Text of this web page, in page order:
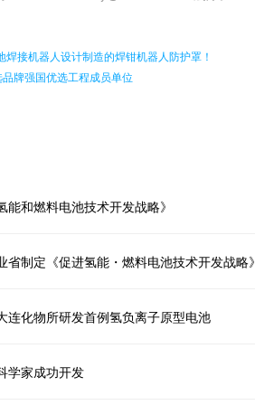
焊接机器人设计制造的焊钳机器人防护罩！
品牌强国优选工程成员单位
能和燃料电池技术开发战略》
省制定《促进氢能・燃料电池技术开发战略》
连化物所研发首例氢负离子原型电池
学家成功开发